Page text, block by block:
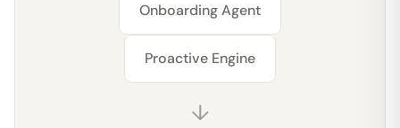
Onboarding Agent
Proactive Engine
↓